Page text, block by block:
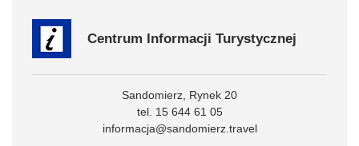
Centrum Informacji Turystycznej
Sandomierz, Rynek 20
tel. 15 644 61 05
informacja@sandomierz.travel